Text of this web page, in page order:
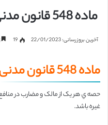
ماده 548 قانون مدنی
آخرین بروزرسانی: 22/01/2023 19
ماده 548 قانون مدنی
حصه ي هر یک از مالک و مضارب در منافع
غیره باشد.